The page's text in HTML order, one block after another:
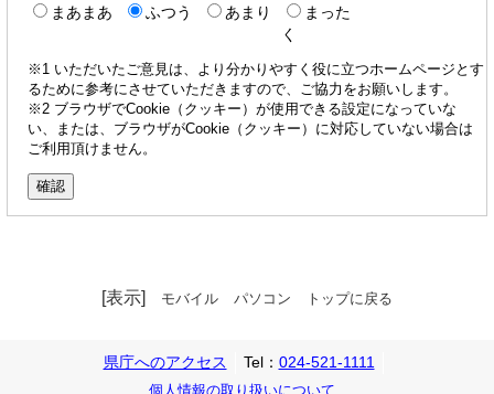
まあまあ
ふつう あまり
まった
く
※1 いただいたご意見は、より分かりやすく役に立つホームページとす
るために参考にさせていただきますので、ご協力をお願いします。
※2 ブラウザでCookie（クッキー）が使用できる設定になっていな
い、または、ブラウザがCookie（クッキー）に対応していない場合は
ご利用頂けません。
[表示] モバイル パソコン トップに戻る
県庁へのアクセス Tel： 024-521-1111
個人情報の取り扱いについて